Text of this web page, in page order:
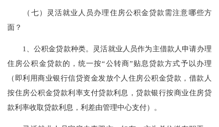
（七）灵活就业人员办理住房公积金贷款需注意哪些方
面？
1、公积金贷款种类。灵活就业人员作为主借款人申请办理
住房公积金贷款的，统一按“公转商”贴息贷款方式予以办理
（即利用商业银行信贷资金发放个人住房公积金贷款，借款人
按住房公积金贷款利率支付贷款利息，贷款银行按商业住房贷
款利率收取贷款利息，利差由管理中心支付）。